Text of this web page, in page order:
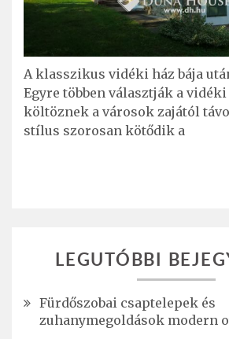
A klasszikus vidéki ház bája
Egyre többen választják a
költöznek a városok zajától
stílus szorosan kötődik a
LEGUTÓBBI
Fürdőszobai csaptelepek és
zuhanymegoldások modern